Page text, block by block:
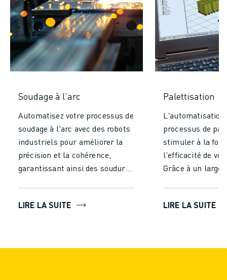
Soudage à l'arc
Automatisez votre processus de
soudage à l'arc avec des robots
industriels pour améliorer la
précision et la cohérence,
garantissant ainsi des soudures
en continu sans fatigue et en
sécurité en réduisant
LIRE LA SUITE
Palettisation
L'automatisation
processus de
stimuler à la
l'efficacité de
Grâce à un large
taille, de la
ce que vos
LIRE LA SUITE